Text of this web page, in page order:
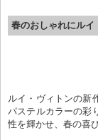
春のおしゃれにルイ
ルイ・ヴィトンの新
パステルカラーの彩
性を輝かせ、春の喜